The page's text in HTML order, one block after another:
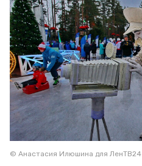
© Анастасия Илюшина для ЛенТВ24